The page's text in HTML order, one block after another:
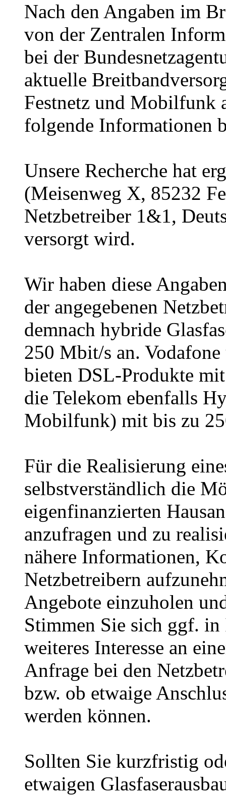
Nach den Angaben im
von der Zentralen
bei der
aktuelle
Festnetz und Mobilfunk
folgende Informationen
Unsere Recherche hat
(Meisenweg X, 85232
Netzbetreiber 1&1,
versorgt wird.
Wir haben diese
der angegebenen
demnach hybride
250 Mbit/s an.
bieten DSL-Produkte
die Telekom ebenfalls
Mobilfunk) mit bis zu
Für die Realisierung
selbstverständlich die
eigenfinanzierten
anzufragen und zu
nähere Informationen,
Netzbetreibern
Angebote einzuholen
Stimmen Sie sich ggf.
weiteres Interesse an
Anfrage bei den
bzw. ob etwaige
werden können.
Sollten Sie kurzfristig
etwaigen